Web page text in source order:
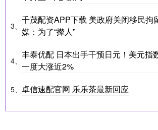
3、
千茂配资APP下载 美政府关闭移民拘
媒：为了“撵人”
4、
丰泰优配 日本出手干预日元！美元指
一度大涨近2%
5、 卓信速配官网 乐乐茶最新回应